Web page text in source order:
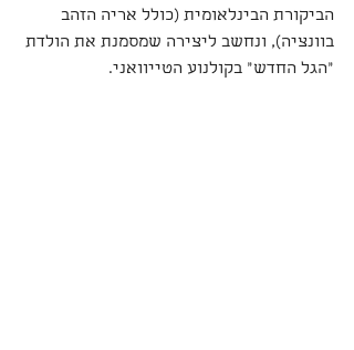
הביקורת הבינלאומית (כולל אריה הזהב
בוונציה), ונחשב ליצירה שמסמנת את הולדת
"הגל החדש" בקולנוע הטייוואני.